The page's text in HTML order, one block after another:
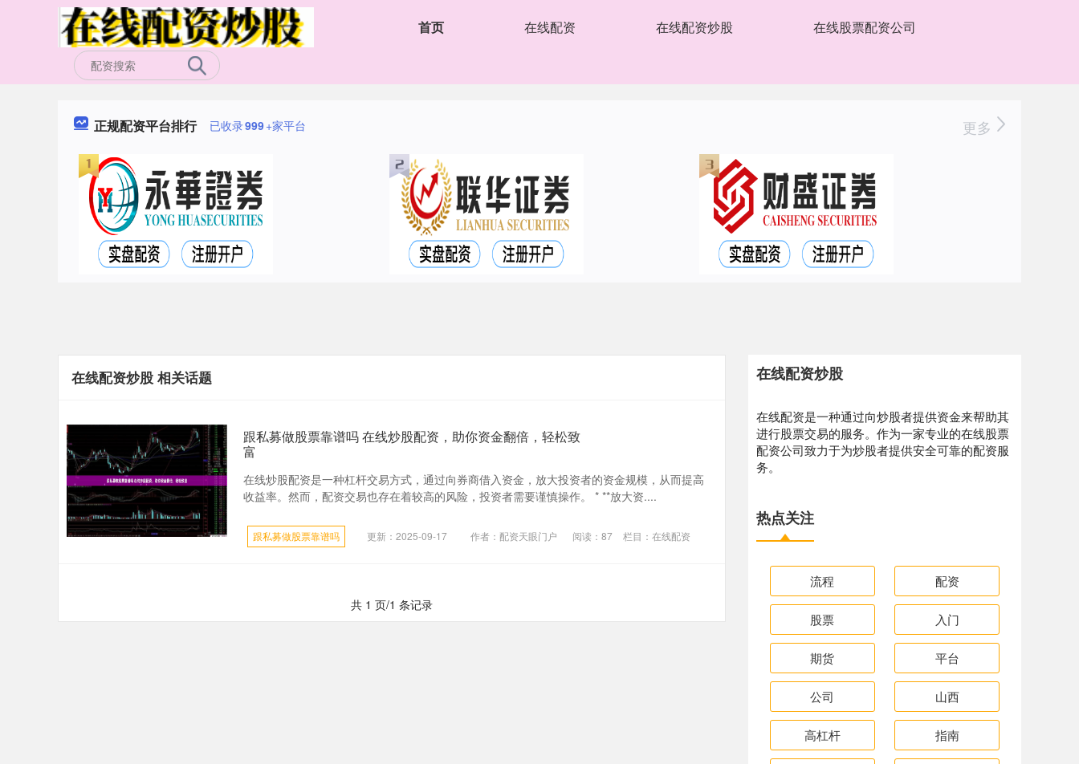
首页 在线配资 在线配资炒股 在线股票配资公司
正规配资平台排行 已收录999+家平台 更多
在线配资炒股 相关话题
跟私募做股票靠谱吗 在线炒股配资，助你资金翻倍，轻松致
富
在线炒股配资是一种杠杆交易方式，通过向券商借入资金，放大投资者的资金规模，从而提高
收益率。然而，配资交易也存在着较高的风险，投资者需要谨慎操作。 * **放大资....
跟私募做股票靠谱吗 更新：2025-09-17 作者：配资天眼门户 阅读： 87 栏目： 在线配资
共 1 页/1 条记录
在线配资炒股
在线配资是一种通过向炒股者提供资金来帮助其
进行股票交易的服务。作为一家专业的在线股票
配资公司致力于为炒股者提供安全可靠的配资服
务。
热点关注
流程 配资
股票 入门
期货 平台
公司 山西
高杠杆 指南